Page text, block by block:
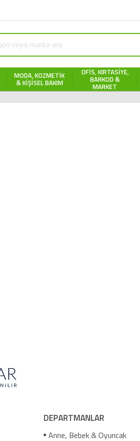
MODA, KOZMETIK
& KIŞISEL BAKIM
OFIS, KIRTASIYE,
BARKOD &
MARKET
DEPARTMANLAR
Anne, Bebek & Oyuncak